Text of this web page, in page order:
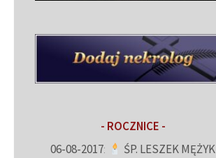
- ROCZNICE -
06-08-2017: ŚP. LESZEK MĘŻYK